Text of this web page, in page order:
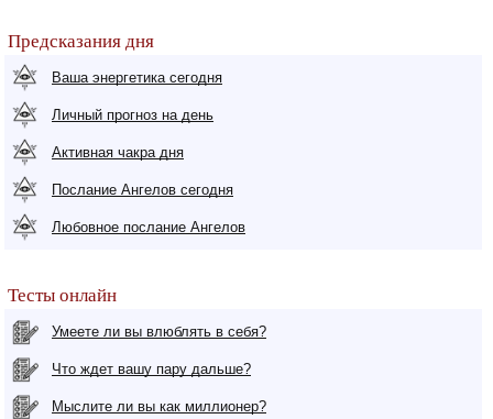
Предсказания дня
Ваша энергетика сегодня
Личный прогноз на день
Активная чакра дня
Послание Ангелов сегодня
Любовное послание Ангелов
Тесты онлайн
Умеете ли вы влюблять в себя?
Что ждет вашу пару дальше?
Мыслите ли вы как миллионер?